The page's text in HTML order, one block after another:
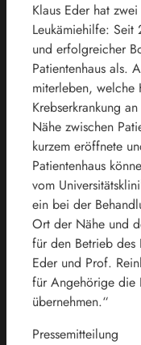
Klaus Eder hat
Leukämiehilfe: Seit
und erfolgreicher
Patientenhaus als.
miterleben, welche
Krebserkrankung
Nähe zwischen
kurzem eröffnete
Patientenhaus
vom
ein bei der
Ort der Nähe und
für den Betrieb des
Eder und Prof.
für Angehörige die
übernehmen.“
Pressemitteilung